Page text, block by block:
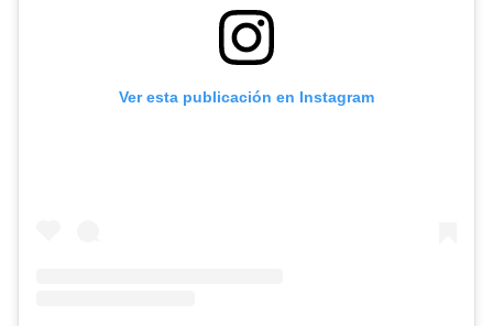
Ver esta publicación en Instagram